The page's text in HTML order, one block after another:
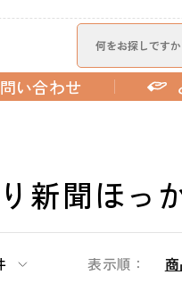
い合わせ
新聞ほっ
表示順：